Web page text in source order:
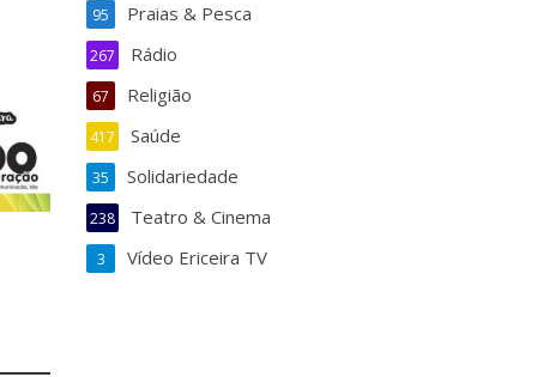
Praias & Pesca
95
Rádio
267
Religião
67
Saúde
417
Solidariedade
35
Teatro & Cinema
238
Vídeo Ericeira TV
3